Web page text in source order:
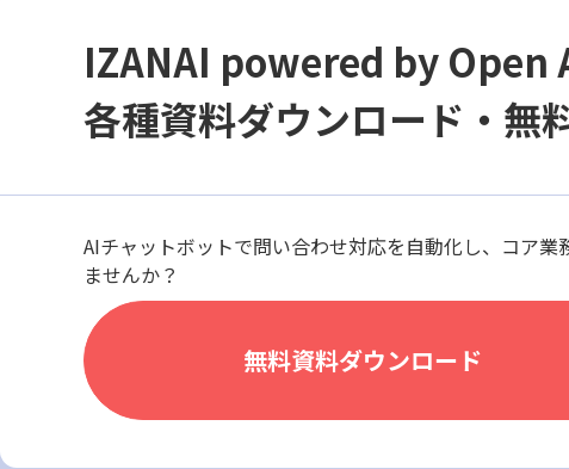
IZANAI powered by Open
各種資料ダウンロード・無
AIチャットボットで問い合わせ対応を自動化し、コア業
ませんか？
無料資料ダウンロード